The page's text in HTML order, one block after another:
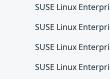
SUSE Linux
SUSE Linux
SUSE Linux
SUSE Linux